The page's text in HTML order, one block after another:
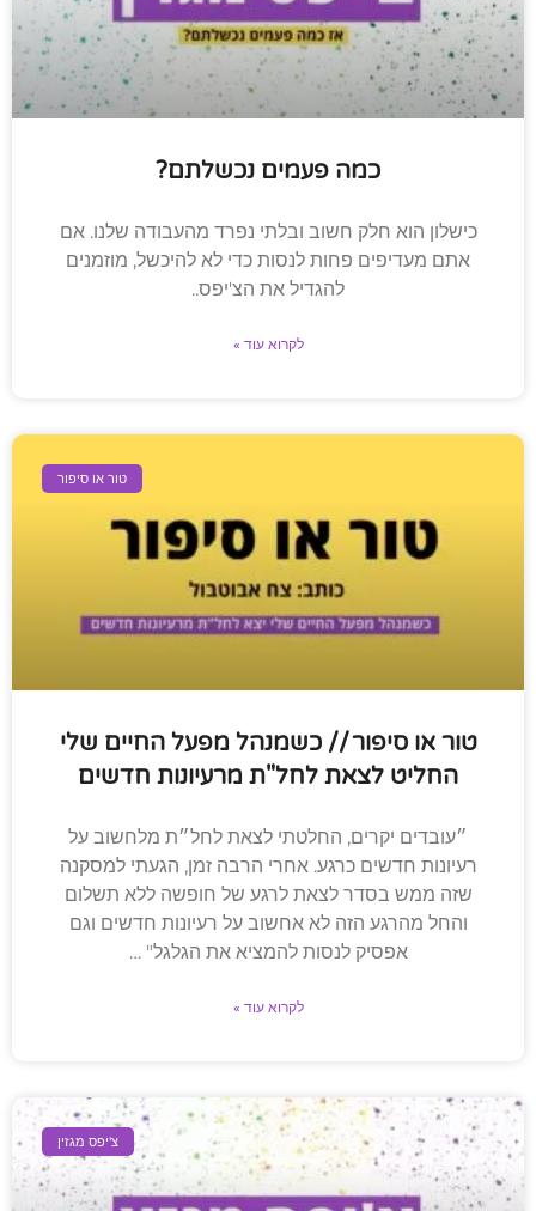
כמה פעמים נכשלתם?
כישלון הוא חלק חשוב ובלתי נפרד מהעבודה שלנו. אם
אתם מעדיפים פחות לנסות כדי לא להיכשל, מוזמנים
להגדיל את הצ'יפס..
לקרוא עוד »
טור או סיפור
טור או סיפור // כשמנהל מפעל החיים שלי
החליט לצאת לחל"ת מרעיונות חדשים
״עובדים יקרים, החלטתי לצאת לחל״ת מלחשוב על
רעיונות חדשים כרגע. אחרי הרבה זמן, הגעתי למסקנה
שזה ממש בסדר לצאת לרגע של חופשה ללא תשלום
והחל מהרגע הזה לא אחשוב על רעיונות חדשים וגם
אפסיק לנסות להמציא את הגלגל" …
לקרוא עוד »
צ'יפס מגזין